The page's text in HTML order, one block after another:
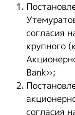
согласия
крупного
Bank»;
согласия